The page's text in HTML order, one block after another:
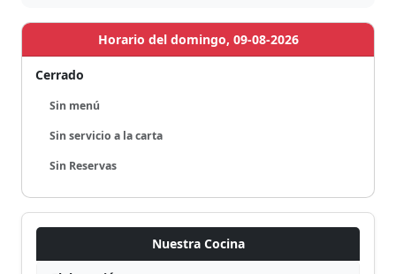
Horario del domingo, 09-08-2026
Cerrado
Sin menú
Sin servicio a la carta
Sin Reservas
Nuestra Cocina